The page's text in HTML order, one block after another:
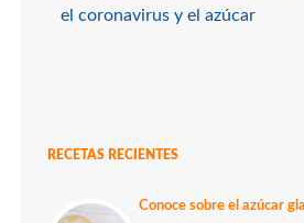
el coronavirus y el azúcar
RECETAS RECIENTES
Conoce sobre el azúcar